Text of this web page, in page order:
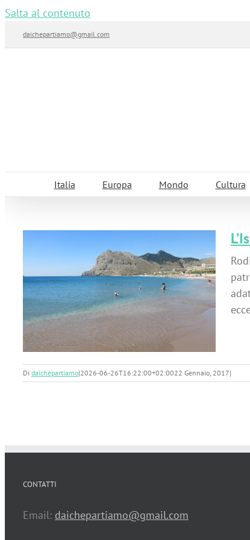
Salta al contenuto
daichepartiamo@gmail.com
Italia Europa Mondo Cultura
Di daichepartiamo|2026-06-26T16:22:00+02:0022 Gennaio, 2017|
CONTATTI
Email: daichepartiamo@gmail.com